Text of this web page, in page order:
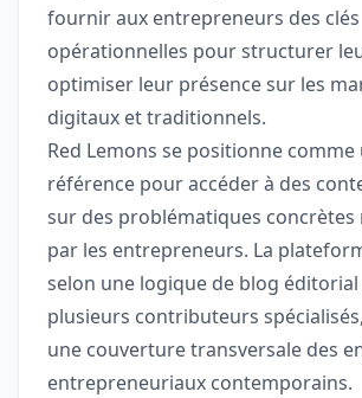
fournir aux entrepreneurs des clés
opérationnelles pour structurer
optimiser leur présence sur les
digitaux et traditionnels.
Red Lemons se positionne
référence pour accéder à des
sur des problématiques concrètes
par les entrepreneurs. La
selon une logique de blog
plusieurs contributeurs
une couverture transversale des
entrepreneuriaux contemporains.